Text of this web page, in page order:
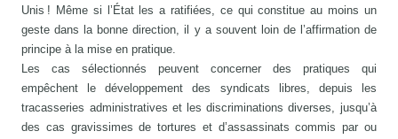
Unis ! Même si l’État les a ratifiées, ce qui constitue au moins un
geste dans la bonne direction, il y a souvent loin de l’affirmation de
principe à la mise en pratique.
Les cas sélectionnés peuvent concerner des pratiques qui
empêchent le développement des syndicats libres, depuis les
tracasseries administratives et les discriminations diverses, jusqu’à
des cas gravissimes de tortures et d’assassinats commis par ou